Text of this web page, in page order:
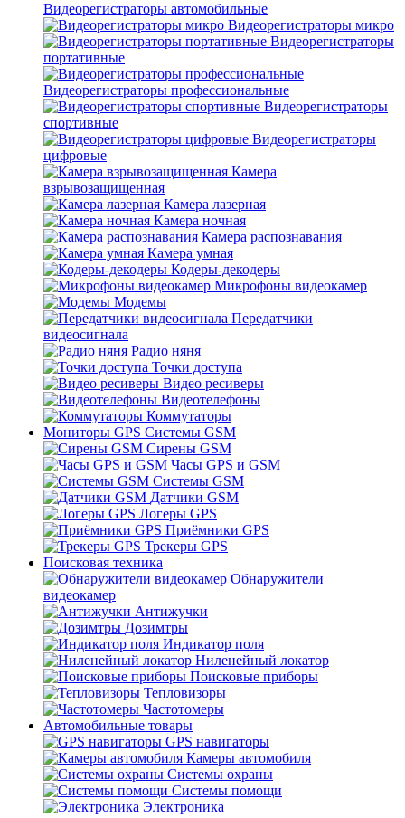
Видеорегистраторы автомобильные
Видеорегистраторы микро
Видеорегистраторы
портативные
Видеорегистраторы профессиональные
Видеорегистраторы
спортивные
Видеорегистраторы
цифровые
Камера
взрывозащищенная
Камера лазерная
Камера ночная
Камера распознавания
Камера умная
Кодеры-декодеры
Микрофоны видеокамер
Модемы
Передатчики
видеосигнала
Радио няня
Точки доступа
Видео ресиверы
Видеотелефоны
Коммутаторы
Мониторы GPS Системы GSM
Сирены GSM
Часы GPS и GSM
Системы GSM
Датчики GSM
Логеры GPS
Приёмники GPS
Трекеры GPS
Поисковая техника
Обнаружители
видеокамер
Антижучки
Дозимтры
Индикатор поля
Ниленейный локатор
Поисковые приборы
Тепловизоры
Частотомеры
Автомобильные товары
GPS навигаторы
Камеры автомобиля
Системы охраны
Системы помощи
Электроника